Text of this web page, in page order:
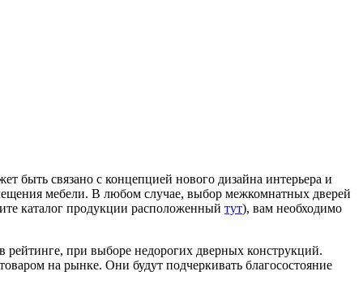
быть связано с концепцией нового дизайна интерьера и
мебели. В любом случае, выбор межкомнатных дверей
каталог продукции расположенный тут), вам необходимо
рейтинге, при выборе недорогих дверных конструкций.
на рынке. Они будут подчеркивать благосостояние